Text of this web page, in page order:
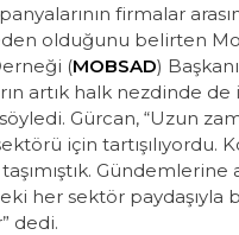
firmalar
olduğunu belirten
(MOBSAD)
artık halk nezdinde de
söyledi. Gürcan, “Uzun
için tartışılıyordu.
taşımıştık. Gündemlerine
her sektör paydaşıyla
dedi.